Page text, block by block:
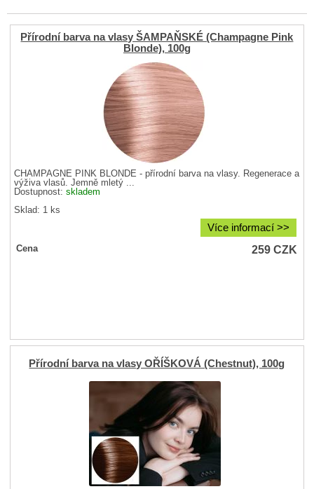
Přírodní barva na vlasy ŠAMPAŇSKÉ (Champagne Pink
Blonde), 100g
CHAMPAGNE PINK BLONDE - přírodní barva na vlasy. Regenerace a
výživa vlasů. Jemně mletý ...
Dostupnost:skladem
Sklad: 1 ks
Více informací >>
Cena 259CZK
Přírodní barva na vlasy OŘÍŠKOVÁ (Chestnut), 100g